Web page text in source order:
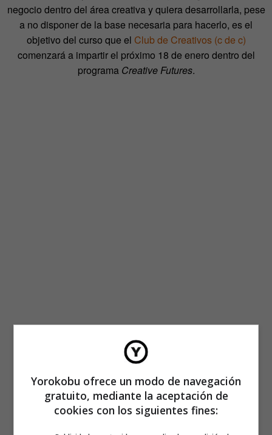
negocio dentro del área creativa y quiera desarrollarla, pese
a no disponer de la base necesaria para hacerlo, es el
objetivo del curso que el Club de Creativos (c de c)
comenzará a impartir el próximo 18 de enero dentro del
programa Creative Futures.
Yorokobu ofrece un modo de navegación
gratuito, mediante la aceptación de
cookies con los siguientes fines: